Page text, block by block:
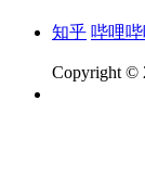
知乎 哔哩
Copyright ©